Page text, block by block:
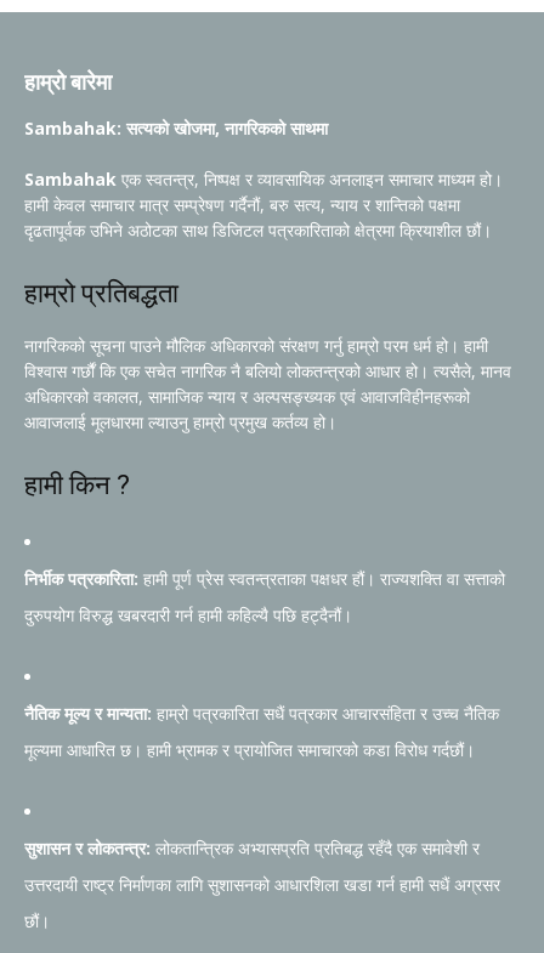
हाम्रो बारेमा
Sambahak: सत्यको खोजमा, नागरिकको साथमा
Sambahak एक स्वतन्त्र, निष्पक्ष र व्यावसायिक अनलाइन समाचार माध्यम हो।
हामी केवल समाचार मात्र सम्प्रेषण गर्दैनौं, बरु सत्य, न्याय र शान्तिको पक्षमा
दृढतापूर्वक उभिने अठोटका साथ डिजिटल पत्रकारिताको क्षेत्रमा क्रियाशील छौं।
हाम्रो प्रतिबद्धता
नागरिकको सूचना पाउने मौलिक अधिकारको संरक्षण गर्नु हाम्रो परम धर्म हो। हामी
विश्वास गर्छौं कि एक सचेत नागरिक नै बलियो लोकतन्त्रको आधार हो। त्यसैले, मानव
अधिकारको वकालत, सामाजिक न्याय र अल्पसङ्ख्यक एवं आवाजविहीनहरूको
आवाजलाई मूलधारमा ल्याउनु हाम्रो प्रमुख कर्तव्य हो।
हामी किन ?
निर्भीक पत्रकारिता: हामी पूर्ण प्रेस स्वतन्त्रताका पक्षधर हौं। राज्यशक्ति वा सत्ताको
दुरुपयोग विरुद्ध खबरदारी गर्न हामी कहिल्यै पछि हट्दैनौं।
नैतिक मूल्य र मान्यता: हाम्रो पत्रकारिता सधैं पत्रकार आचारसंहिता र उच्च नैतिक
मूल्यमा आधारित छ। हामी भ्रामक र प्रायोजित समाचारको कडा विरोध गर्दछौं।
सुशासन र लोकतन्त्र: लोकतान्त्रिक अभ्यासप्रति प्रतिबद्ध रहँदै एक समावेशी र
उत्तरदायी राष्ट्र निर्माणका लागि सुशासनको आधारशिला खडा गर्न हामी सधैं अग्रसर
छौं।